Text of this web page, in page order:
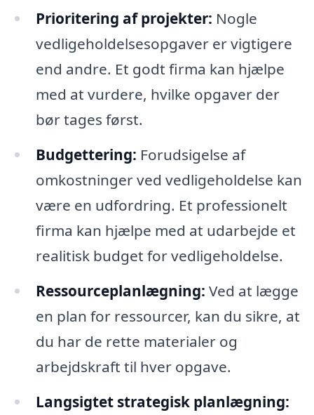
Prioritering af projekter: Nogle
vedligeholdelsesopgaver er vigtigere
end andre. Et godt firma kan hjælpe
med at vurdere, hvilke opgaver der
bør tages først.
Budgettering: Forudsigelse af
omkostninger ved vedligeholdelse kan
være en udfordring. Et professionelt
firma kan hjælpe med at udarbejde et
realitisk budget for vedligeholdelse.
Ressourceplanlægning: Ved at lægge
en plan for ressourcer, kan du sikre, at
du har de rette materialer og
arbejdskraft til hver opgave.
Langsigtet strategisk planlægning: